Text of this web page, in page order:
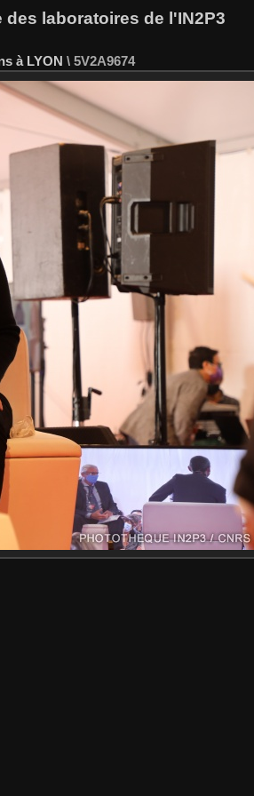
des laboratoires de l'IN2P3
à LYON \ 5V2A9674